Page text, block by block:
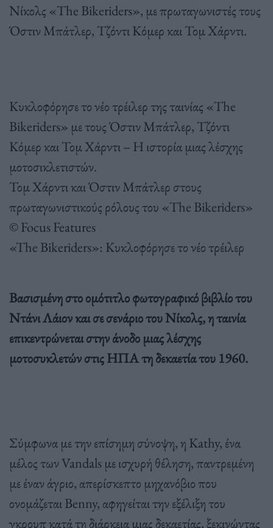
Νίκολς «The Bikeriders», με πρωταγωνιστές τους
Όστιν Μπάτλερ, Τζόντι Κόμερ και Τομ Χάρντι.
Κυκλοφόρησε το νέο τρέιλερ της ταινίας «The
Bikeriders» με τους Όστιν Μπάτλερ, Τζόντι
Κόμερ και Τομ Χάρντι – Η ιστορία μιας λέσχης
μοτοσικλετιστών.
Τομ Χάρντι και Όστιν Μπάτλερ στους
πρωταγωνιστικούς ρόλους του «The Bikeriders»
© Focus Features
«The Bikeriders»: Κυκλοφόρησε το νέο τρέιλερ
Bασισμένη στο ομότιτλο φωτογραφικό βιβλίο του
Ντάνι Λάιον και σε σενάριο του Νίκολς, η ταινία
επικεντρώνεται στην άνοδο μιας λέσχης
μοτοσυκλετών στις ΗΠΑ τη δεκαετία του 1960.
Σύμφωνα με την επίσημη σύνοψη, η Kathy, ένα
μέλος των Vandals με ισχυρή θέληση, παντρεμένη
με έναν άγριο, απερίσκεπτο μηχανόβιο που
ονομάζεται Benny, αφηγείται την εξέλιξη του
γκρουπ κατά τη διάρκεια μιας δεκαετίας, ξεκινώντας